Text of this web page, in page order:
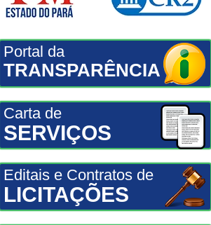
Portal da
TRANSPARÊNCIA
Carta de
SERVIÇOS
Editais e Contratos de
LICITAÇÕES